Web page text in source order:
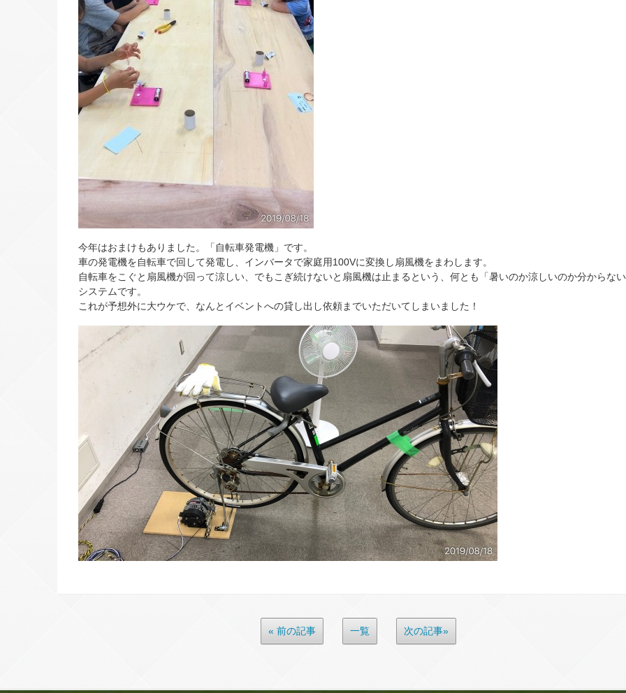
今年はおまけもありました。「自転車発電機」です。
車の発電機を自転車で回して発電し、インバータで家庭用100Vに変換し扇風機をまわします。
自転車をこぐと扇風機が回って涼しい、でもこぎ続けないと扇風機は止まるという、何とも「暑いのか涼しいのか分からな
システムです。
これが予想外に大ウケで、なんとイベントへの貸し出し依頼までいただいてしまいました！
« 前の記事 一覧 次の記事»